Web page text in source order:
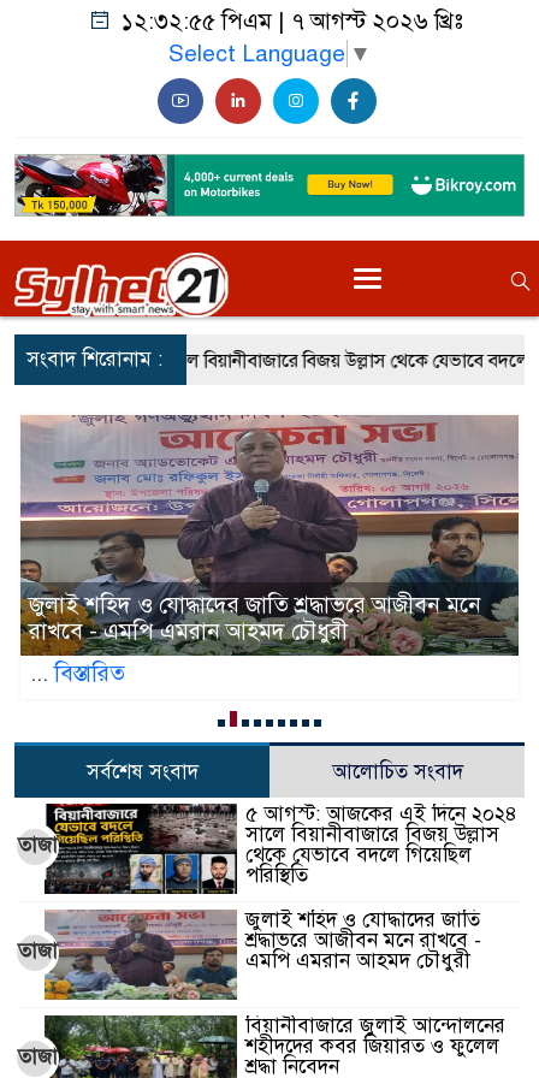
১২:৩২:৫৭ পিএম | ৭ আগস্ট ২০২৬ খ্রিঃ
Select Language ▼
সংবাদ শিরোনাম :বিজয় উল্লাস থেকে যেভাবে বদলে গিয়েছিল পরিস্থিতি
জুলাই শহিদ ও যোদ্ধাদের জাতি শ্রদ্ধাভরে আজীবন মনে
রাখবে - এমপি এমরান আহমদ চৌধুরী
...বিস্তারিত
সর্বশেষ সংবাদ
আলোচিত সংবাদ
৫ আগস্ট: আজকের এই দিনে ২০২৪
সালে বিয়ানীবাজারে বিজয় উল্লাস
থেকে যেভাবে বদলে গিয়েছিল
পরিস্থিতি
তাজা
জুলাই শহিদ ও যোদ্ধাদের জাতি
শ্রদ্ধাভরে আজীবন মনে রাখবে -
এমপি এমরান আহমদ চৌধুরী
তাজা
বিয়ানীবাজারে জুলাই আন্দোলনের
শহীদদের কবর জিয়ারত ও ফুলেল
শ্রদ্ধা নিবেদন
তাজা